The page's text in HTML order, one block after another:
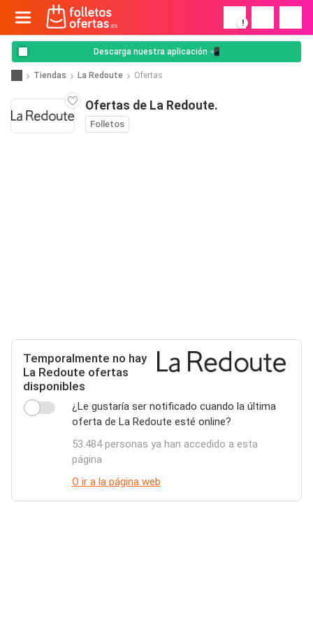
!
Descarga nuestra aplicación 📲
Tiendas La Redoute Ofertas
Ofertas de La Redoute.
Folletos
Temporalmente no hay
La Redoute ofertas
disponibles
¿Le gustaría ser notificado cuando la última
oferta de La Redoute esté online?
53.484 personas ya han accedido a esta
página
O ir a la página web